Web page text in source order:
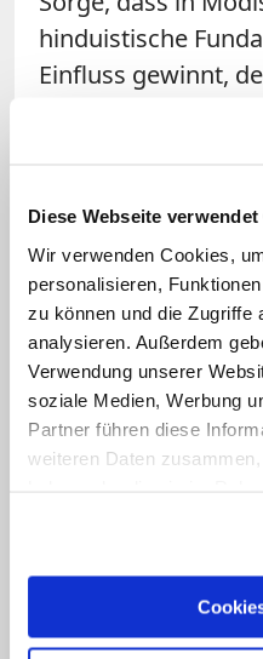
Diese Webseite
Wir verwenden Cookies,
personalisieren,
zu können und die Zugriffe
analysieren. Außerdem
Verwendung unserer
soziale Medien, Werbung
Partner führen diese
weiteren Daten
hinduistische
Einfluss gewinnt,
homogenen
werden unter
Hinduismus
es den Vorschlag,
"Good Governance
Kardinal ruft zur
Der Kardinal rief
Sorgen zur
Gespräch mit
sollten Modi seine
lassen. Wenn die
unzufrieden sind,